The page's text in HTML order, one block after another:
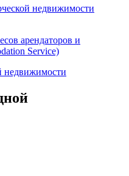
недвижимости
арендаторов и
Service)
недвижимости